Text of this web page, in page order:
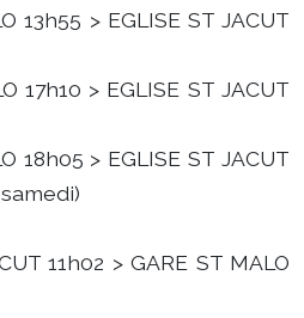
13h55 > EGLISE ST JACUT
17h10 > EGLISE ST JACUT
18h05 > EGLISE ST JACUT
11h02 > GARE ST MALO